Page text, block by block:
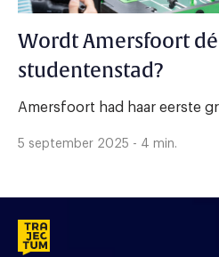
Wordt Amersfoort
studentenstad?
Amersfoort had haar eerste
5 september 2025 - 4 min.